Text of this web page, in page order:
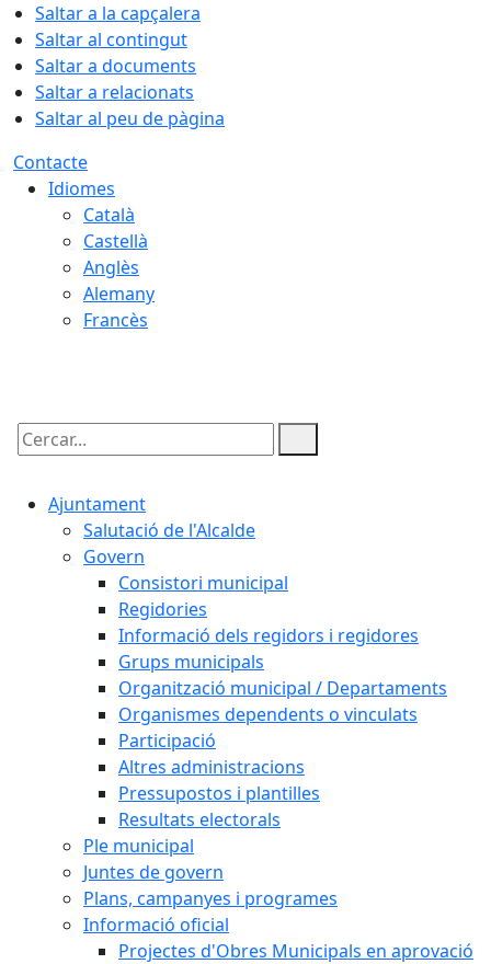
Saltar a la capçalera
Saltar al contingut
Saltar a documents
Saltar a relacionats
Saltar al peu de pàgina
Contacte
Idiomes
Català
Castellà
Anglès
Alemany
Francès
Cercar:
Ajuntament
Salutació de l'Alcalde
Govern
Consistori municipal
Regidories
Informació dels regidors i regidores
Grups municipals
Organització municipal / Departaments
Organismes dependents o vinculats
Participació
Altres administracions
Pressupostos i plantilles
Resultats electorals
Ple municipal
Juntes de govern
Plans, campanyes i programes
Informació oficial
Projectes d'Obres Municipals en aprovació